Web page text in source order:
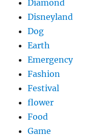
Diamond
Disneyland
Dog
Earth
Emergency
Fashion
Festival
flower
Food
Game